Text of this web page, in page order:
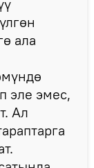
ала
эле эмес,
Ал